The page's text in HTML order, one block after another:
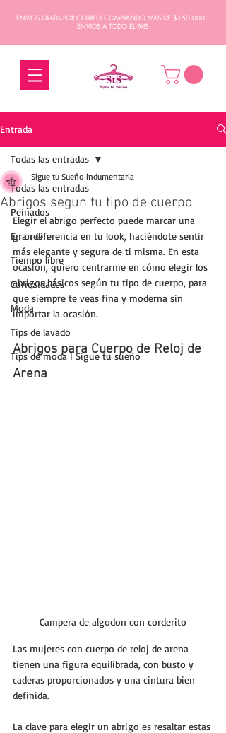
ENVIOS GRATIS POR CORREO COMPRANDO MAS DE $150.000 |
ENVIOS A TODO EL PAIS
Entrada
Todas las entradas
Peinados
En orden
Tiempo libre
Curiosidades
Moda
Tips de lavado
Tips de moda | Sigue tu sueño
Todas las entradas
Abrigos segun tu tipo de cuerpo
Sigue tu Sueño indumentaria
Elegir el abrigo perfecto puede marcar una
gran diferencia en tu look, haciéndote sentir
más elegante y segura de ti misma. En esta
ocasión, quiero centrarme en cómo elegir los
abrigos básicos según tu tipo de cuerpo, para
que siempre te veas fina y moderna sin
importar la ocasión.
Abrigos para Cuerpo de Reloj de
Arena
Campera de algodon con corderito
Las mujeres con cuerpo de reloj de arena
tienen una figura equilibrada, con busto y
caderas proporcionados y una cintura bien
definida.
La clave para elegir un abrigo es resaltar estas